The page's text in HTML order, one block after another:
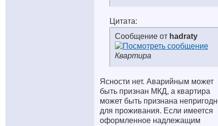
Цитата:
Сообщение от hadraty
Квартира
Ясности нет. Аварийным может
быть признан МКД, а квартира
может быть признана
для проживания. Если имеется
оформленное надлежащим